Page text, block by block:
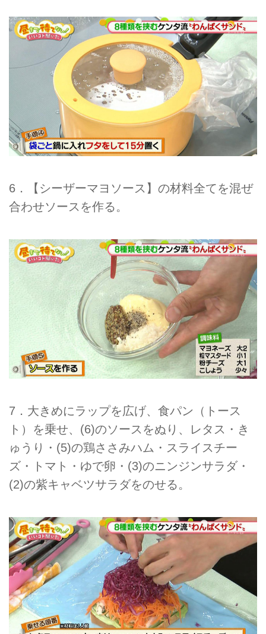
6．【シーザーマヨソース】の材料全てを混ぜ
合わせソースを作る。
7．大きめにラップを広げ、食パン（トース
ト）を乗せ、(6)のソースをぬり、レタス・き
ゅうり・(5)の鶏ささみハム・スライスチー
ズ・トマト・ゆで卵・(3)のニンジンサラダ・
(2)の紫キャベツサラダをのせる。